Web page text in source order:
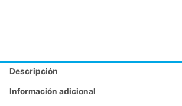
Descripción
Información adicional